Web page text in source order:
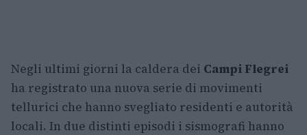
Negli ultimi giorni la caldera dei Campi Flegrei
ha registrato una nuova serie di movimenti
tellurici che hanno svegliato residenti e autorità
locali. In due distinti episodi i sismografi hanno